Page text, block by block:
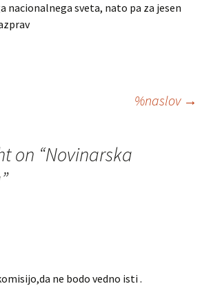
nacionalnega sveta, nato pa za jesen
%naslov →
on “Novinarska
”
ne bodo vedno isti .